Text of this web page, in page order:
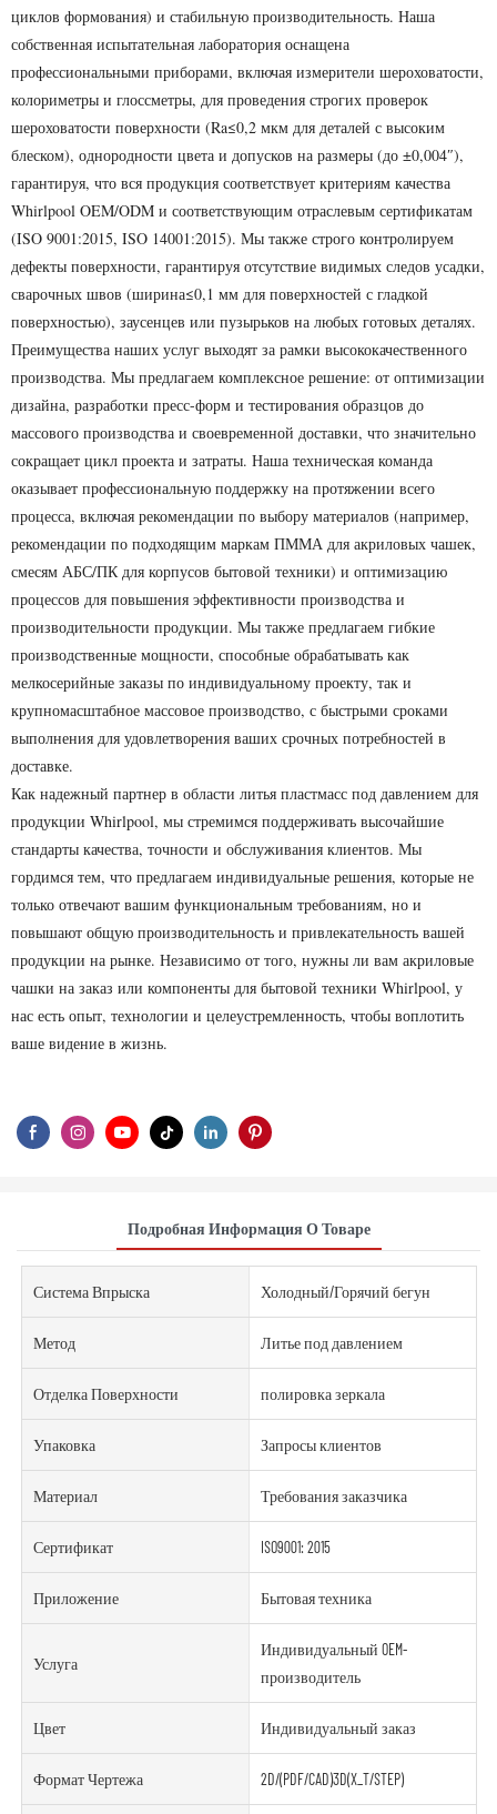
циклов формования) и стабильную производительность. Наша
собственная испытательная лаборатория оснащена
профессиональными приборами, включая измерители шероховатости,
колориметры и глоссметры, для проведения строгих проверок
шероховатости поверхности (Ra≤0,2 мкм для деталей с высоким
блеском), однородности цвета и допусков на размеры (до ±0,004″),
гарантируя, что вся продукция соответствует критериям качества
Whirlpool OEM/ODM и соответствующим отраслевым сертификатам
(ISO 9001:2015, ISO 14001:2015). Мы также строго контролируем
дефекты поверхности, гарантируя отсутствие видимых следов усадки,
сварочных швов (ширина≤0,1 мм для поверхностей с гладкой
поверхностью), заусенцев или пузырьков на любых готовых деталях.
Преимущества наших услуг выходят за рамки высококачественного
производства. Мы предлагаем комплексное решение: от оптимизации
дизайна, разработки пресс-форм и тестирования образцов до
массового производства и своевременной доставки, что значительно
сокращает цикл проекта и затраты. Наша техническая команда
оказывает профессиональную поддержку на протяжении всего
процесса, включая рекомендации по выбору материалов (например,
рекомендации по подходящим маркам ПММА для акриловых чашек,
смесям АБС/ПК для корпусов бытовой техники) и оптимизацию
процессов для повышения эффективности производства и
производительности продукции. Мы также предлагаем гибкие
производственные мощности, способные обрабатывать как
мелкосерийные заказы по индивидуальному проекту, так и
крупномасштабное массовое производство, с быстрыми сроками
выполнения для удовлетворения ваших срочных потребностей в
доставке.
Как надежный партнер в области литья пластмасс под давлением для
продукции Whirlpool, мы стремимся поддерживать высочайшие
стандарты качества, точности и обслуживания клиентов. Мы
гордимся тем, что предлагаем индивидуальные решения, которые не
только отвечают вашим функциональным требованиям, но и
повышают общую производительность и привлекательность вашей
продукции на рынке. Независимо от того, нужны ли вам акриловые
чашки на заказ или компоненты для бытовой техники Whirlpool, у
нас есть опыт, технологии и целеустремленность, чтобы воплотить
ваше видение в жизнь.
Подробная Информация О Товаре
Система Впрыска Холодный/Горячий бегун
Метод Литье под давлением
Отделка Поверхности полировка зеркала
Упаковка Запросы клиентов
Материал Требования заказчика
Сертификат ISO9001: 2015
Приложение Бытовая техника
Услуга
Индивидуальный OEM-
производитель
Цвет Индивидуальный заказ
Формат Чертежа 2D/(PDF/CAD)3D(X_T/STEP)